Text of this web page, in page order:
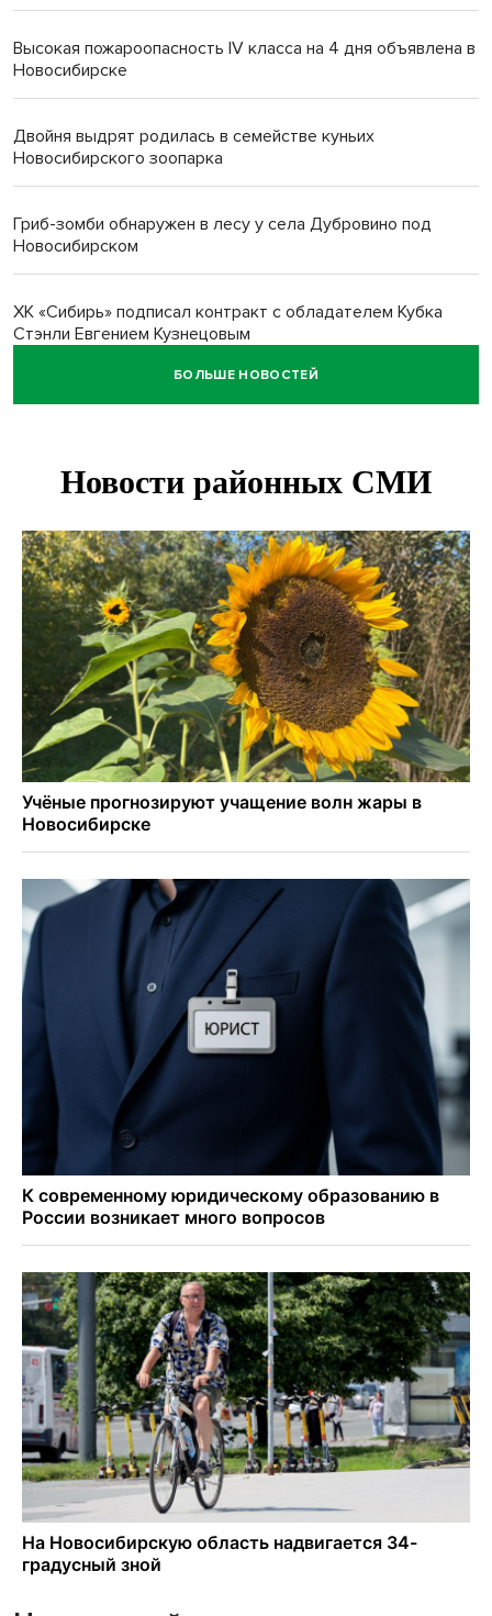
Высокая пожароопасность IV класса на 4 дня объявлена в
Новосибирске
Двойня выдрят родилась в семействе куньих
Новосибирского зоопарка
Гриб-зомби обнаружен в лесу у села Дубровино под
Новосибирском
ХК «Сибирь» подписал контракт с обладателем Кубка
Стэнли Евгением Кузнецовым
Отправил инвалида на СВО и получил его «посмертные»
Андрей Травников поздравил новосибирцев с
Ученики новосибирского лицея победили в
Международной олимпиаде по ИИ
Остановку электричек о.п. Радуга Сибири начали строить
в Новосибирске
БОЛЬШЕ НОВОСТЕЙ